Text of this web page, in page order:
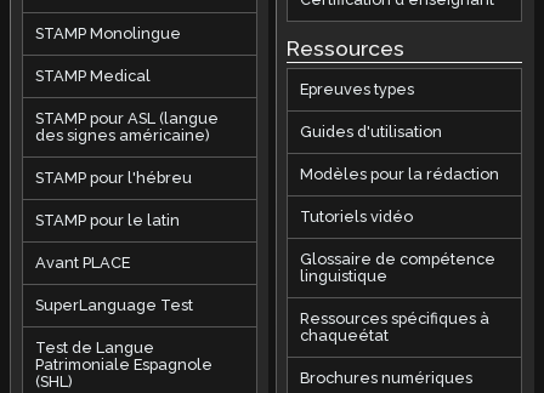
STAMP Monolingue
STAMP Medical
STAMP pour ASL (langue
des signes américaine)
STAMP pour l'hébreu
STAMP pour le latin
Avant PLACE
SuperLanguage Test
Test de Langue
Patrimoniale Espagnole
(SHL)
Ressources
Epreuves types
Guides d'utilisation
Modèles pour la rédaction
Tutoriels vidéo
Glossaire de compétence
linguistique
Ressources spécifiques à
chaqueétat
Brochures numériques